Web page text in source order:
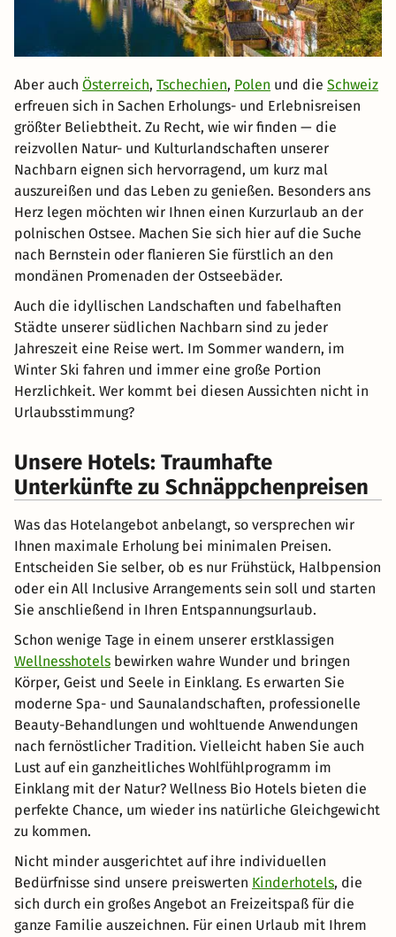
Aber auch Österreich, Tschechien, Polen und die Schweiz
erfreuen sich in Sachen Erholungs- und Erlebnisreisen
größter Beliebtheit. Zu Recht, wie wir finden — die
reizvollen Natur- und Kulturlandschaften unserer
Nachbarn eignen sich hervorragend, um kurz mal
auszureißen und das Leben zu genießen. Besonders ans
Herz legen möchten wir Ihnen einen Kurzurlaub an der
polnischen Ostsee. Machen Sie sich hier auf die Suche
nach Bernstein oder flanieren Sie fürstlich an den
mondänen Promenaden der Ostseebäder.
Auch die idyllischen Landschaften und fabelhaften
Städte unserer südlichen Nachbarn sind zu jeder
Jahreszeit eine Reise wert. Im Sommer wandern, im
Winter Ski fahren und immer eine große Portion
Herzlichkeit. Wer kommt bei diesen Aussichten nicht in
Urlaubsstimmung?
Unsere Hotels: Traumhafte
Unterkünfte zu Schnäppchenpreisen
Was das Hotelangebot anbelangt, so versprechen wir
Ihnen maximale Erholung bei minimalen Preisen.
Entscheiden Sie selber, ob es nur Frühstück, Halbpension
oder ein All Inclusive Arrangements sein soll und starten
Sie anschließend in Ihren Entspannungsurlaub.
Schon wenige Tage in einem unserer erstklassigen
Wellnesshotels bewirken wahre Wunder und bringen
Körper, Geist und Seele in Einklang. Es erwarten Sie
moderne Spa- und Saunalandschaften, professionelle
Beauty-Behandlungen und wohltuende Anwendungen
nach fernöstlicher Tradition. Vielleicht haben Sie auch
Lust auf ein ganzheitliches Wohlfühlprogramm im
Einklang mit der Natur? Wellness Bio Hotels bieten die
perfekte Chance, um wieder ins natürliche Gleichgewicht
zu kommen.
Nicht minder ausgerichtet auf ihre individuellen
Bedürfnisse sind unsere preiswerten Kinderhotels, die
sich durch ein großes Angebot an Freizeitspaß für die
ganze Familie auszeichnen. Für einen Urlaub mit Ihrem